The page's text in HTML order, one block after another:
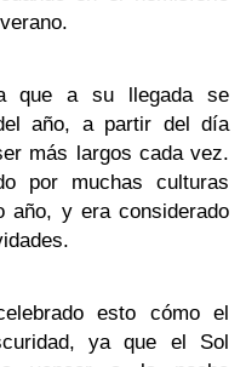
que a su llegada se
año, a partir del día
más largos cada vez.
por muchas culturas
año, y era considerado
esto cómo el
ya que el Sol